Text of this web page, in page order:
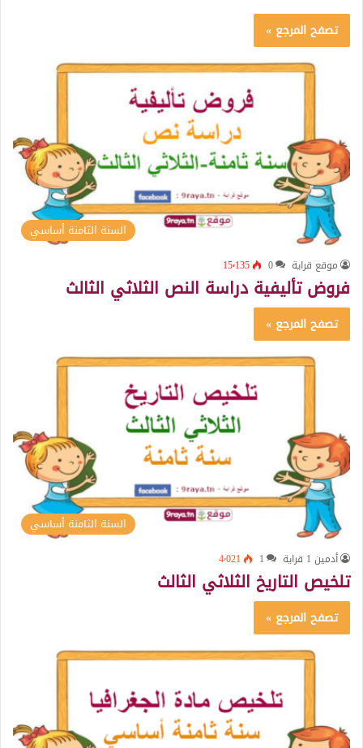
تصفح المرجع »
السنة الثامنة أساسي
موقع قراية 0 15٬135
فروض تأليفية دراسة النص الثلاثي الثالث
تصفح المرجع »
السنة الثامنة أساسي
أدمين 1 قراية 1 4٬021
تلخيص التاريخ الثلاثي الثالث
تصفح المرجع »